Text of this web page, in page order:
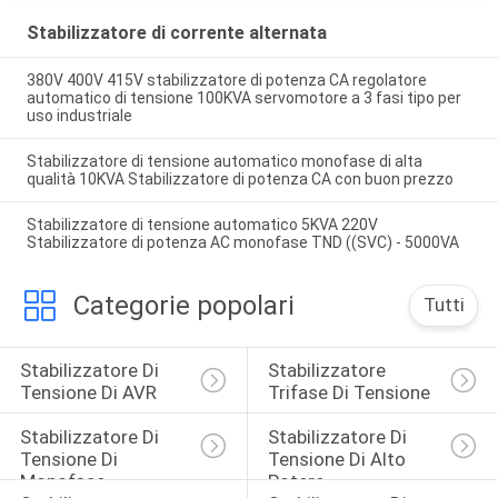
Stabilizzatore di corrente alternata
380V 400V 415V stabilizzatore di potenza CA regolatore
automatico di tensione 100KVA servomotore a 3 fasi tipo per
uso industriale
Stabilizzatore di tensione automatico monofase di alta
qualità 10KVA Stabilizzatore di potenza CA con buon prezzo
Stabilizzatore di tensione automatico 5KVA 220V
Stabilizzatore di potenza AC monofase TND ((SVC) - 5000VA
Categorie popolari Tutti
Stabilizzatore Di
Tensione Di AVR
Stabilizzatore
Trifase Di Tensione
Stabilizzatore Di
Tensione Di
Monofase
Stabilizzatore Di
Tensione Di Alto
Potere